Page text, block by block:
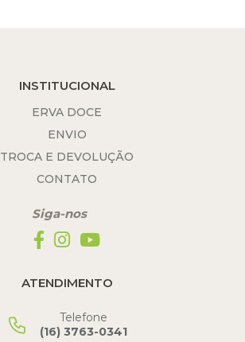
INSTITUCIONAL
ERVA DOCE
ENVIO
TROCA E DEVOLUÇÃO
CONTATO
Siga-nos
ATENDIMENTO
Telefone
(16) 3763-0341